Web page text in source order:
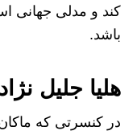
کند و مدلی جهانی
باشد.
هلیا جلیل
در کنسرتی که ماکان